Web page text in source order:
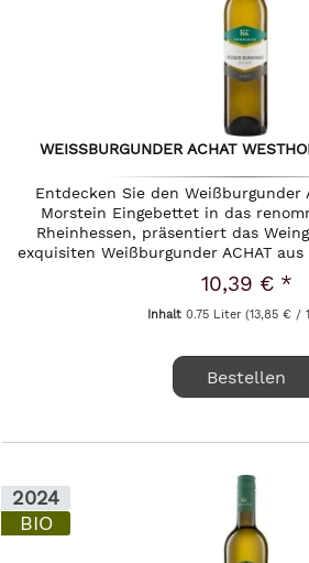
WEISSBURGUNDER ACHAT
Entdecken Sie den Weißburgunder
Morstein Eingebettet in das
Rheinhessen, präsentiert das
exquisiten Weißburgunder ACHAT
Morstein. Dieser...
10,39 € *
Inhalt 0.75 Liter (13,85 € /
Bestellen
2024
BIO